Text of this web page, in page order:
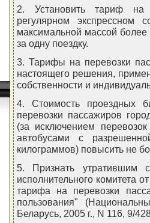
2. Установить тариф на
регулярном экспрессном
максимальной массой
за одну поездку.
3. Тарифы на перевозки
настоящего решения,
собственности и
4. Стоимость проездных
перевозки пассажиров
(за исключением
автобусами с
килограммов) повысить не
5. Признать утратившим
исполнительного комитета
тарифа на перевозки
пользования"
Беларусь, 2005 г., N 116, 9/